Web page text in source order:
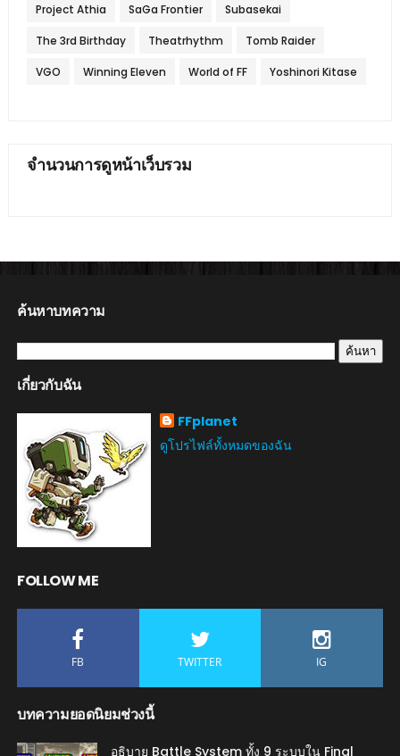
Project Athia SaGa Frontier Subasekai
The 3rd Birthday Theatrhythm Tomb Raider
VGO Winning Eleven World of FF Yoshinori Kitase
จำนวนการดูหน้าเว็บรวม
ค้นหาบทความ
เกี่ยวกับฉัน
FFplanet
ดูโปรไฟล์ทั้งหมดของฉัน
FOLLOW ME
FB TWITTER IG
บทความยอดนิยมช่วงนี้
อธิบาย Battle System ทั้ง 9 ระบบใน Final